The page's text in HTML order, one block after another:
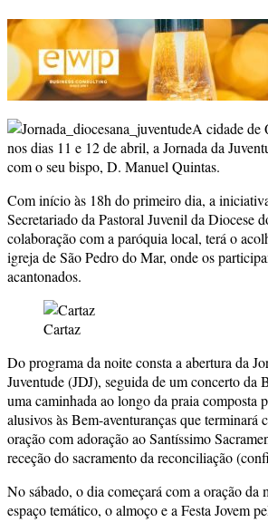
A cidade de
nos dias 11 e 12 de abril, a Jornada da
com o seu bispo, D. Manuel Quintas.
Com início às 18h do primeiro dia, a
Secretariado da Pastoral Juvenil da Diocese
colaboração com a paróquia local, terá o
igreja de São Pedro do Mar, onde os
acantonados.
Cartaz
Do programa da noite consta a abertura da
Juventude (JDJ), seguida de um concerto da
uma caminhada ao longo da praia composta
alusivos às Bem-aventuranças que terminará
oração com adoração ao Santíssimo
receção do sacramento da reconciliação
No sábado, o dia começará com a oração da
espaço temático, o almoço e a Festa Jovem